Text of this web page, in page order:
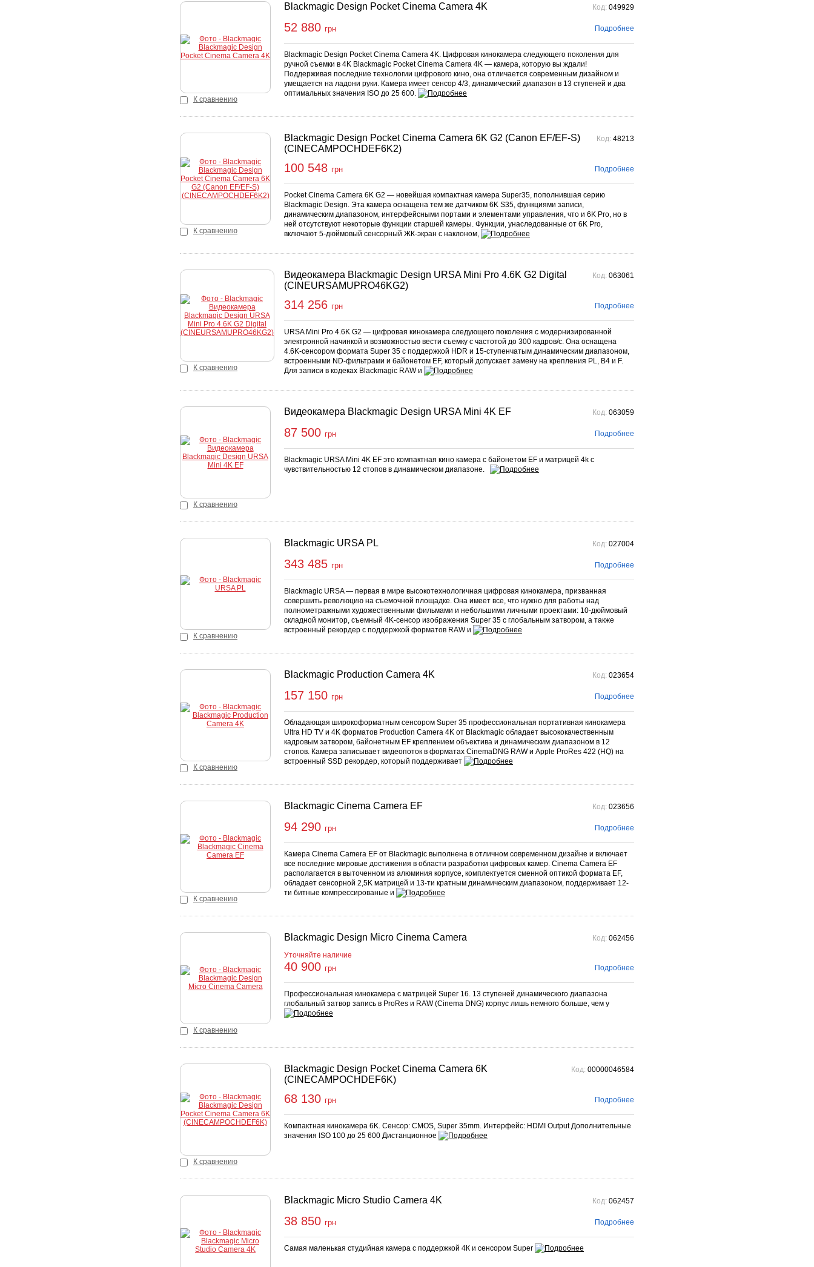
К сравнению
Blackmagic Design Pocket Cinema Camera 4K Код: 049929
52 880 грн Подробнее
Blackmagic Design Pocket Cinema Camera 4K. Цифровая кинокамера следующего поколения для
ручной съемки в 4K Blackmagic Pocket Cinema Camera 4K — камера, которую вы ждали!
Поддерживая последние технологии цифрового кино, она отличается современным дизайном и
умещается на ладони руки. Камера имеет сенсор 4/3, динамический диапазон в 13 ступеней и два
оптимальных значения ISO до 25 600.
К сравнению
Blackmagic Design Pocket Cinema Camera 6K G2 (Canon EF/EF-S)
(CINECAMPOCHDEF6K2)
Код: 48213
100 548 грн
Купить Подробнее
Pocket Cinema Camera 6K G2 — новейшая компактная камера Super35, пополнившая серию
Blackmagic Design. Эта камера оснащена тем же датчиком 6K S35, функциями записи,
динамическим диапазоном, интерфейсными портами и элементами управления, что и 6K Pro, но в
ней отсутствуют некоторые функции старшей камеры. Функции, унаследованные от 6K Pro,
включают 5-дюймовый сенсорный ЖК-экран с наклоном,
К сравнению
Видеокамера Blackmagic Design URSA Mini Pro 4.6K G2 Digital
(CINEURSAMUPRO46KG2)
Код: 063061
314 256 грн
Купить Подробнее
URSA Mini Pro 4.6K G2 — цифровая кинокамера следующего поколения с модернизированной
электронной начинкой и возможностью вести съемку с частотой до 300 кадров/с. Она оснащена
4.6K-сенсором формата Super 35 с поддержкой HDR и 15-ступенчатым динамическим диапазоном,
встроенными ND-фильтрами и байонетом EF, который допускает замену на крепления PL, B4 и F.
Для записи в кодеках Blackmagic RAW и
К сравнению
Видеокамера Blackmagic Design URSA Mini 4K EF Код: 063059
87 500 грн Подробнее
Blackmagic URSA Mini 4K EF это компактная кино камера с байонетом EF и матрицей 4k с
чувствительностью 12 стопов в динамическом диапазоне.
К сравнению
Blackmagic URSA PL Код: 027004
343 485 грн Подробнее
Blackmagic URSA — первая в мире высокотехнологичная цифровая кинокамера, призванная
совершить революцию на съемочной площадке. Она имеет все, что нужно для работы над
полнометражными художественными фильмами и небольшими личными проектами: 10-дюймовый
складной монитор, съемный 4K-сенсор изображения Super 35 с глобальным затвором, а также
встроенный рекордер с поддержкой форматов RAW и
К сравнению
Blackmagic Production Camera 4K Код: 023654
157 150 грн Подробнее
Обладающая широкоформатным сенсором Super 35 профессиональная портативная кинокамера
Ultra HD TV и 4K форматов Production Camera 4K от Blackmagic обладает высококачественным
кадровым затвором, байонетным EF креплением объектива и динамическим диапазоном в 12
стопов. Камера записывает видеопоток в форматах CinemaDNG RAW и Apple ProRes 422 (HQ) на
встроенный SSD рекордер, который поддерживает
К сравнению
Blackmagic Cinema Camera EF Код: 023656
94 290 грн Подробнее
Камера Cinema Camera EF от Blackmagic выполнена в отличном современном дизайне и включает
все последние мировые достижения в области разработки цифровых камер. Cinema Camera EF
располагается в выточенном из алюминия корпусе, комплектуется сменной оптикой формата EF,
обладает сенсорной 2,5K матрицей и 13-ти кратным динамическим диапазоном, поддерживает 12-
ти битные компрессированые и
К сравнению
Blackmagic Design Micro Cinema Camera Код: 062456
Уточняйте наличие
40 900 грн
Купить Подробнее
Профессиональная кинокамера с матрицей Super 16. 13 ступеней динамического диапазона
глобальный затвор запись в ProRes и RAW (Cinema DNG) корпус лишь немного больше, чем у
К сравнению
Blackmagic Design Pocket Cinema Camera 6K
(CINECAMPOCHDEF6K)
Код: 00000046584
68 130 грн
Купить Подробнее
Компактная кинокамера 6K. Сенсор: CMOS, Super 35mm. Интерфейс: HDMI Output Дополнительные
значения ISO 100 до 25 600 Дистанционное
Blackmagic Micro Studio Camera 4K Код: 062457
38 850 грн Подробнее
Самая маленькая студийная камера с поддержкой 4К и сенсором Super